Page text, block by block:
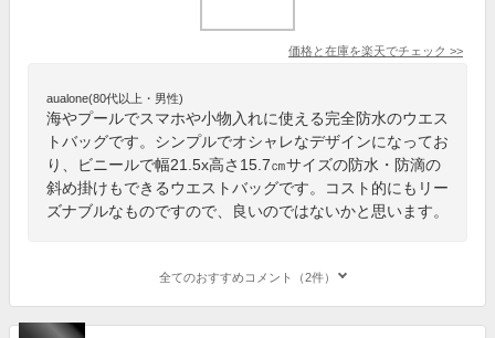
価格と在庫を楽天でチェック >>
aualone(80代以上・男性)
海やプールでスマホや小物入れに使える完全防水のウエス
トバッグです。シンプルでオシャレなデザインになってお
り、ビニールで幅21.5x高さ15.7㎝サイズの防水・防滴の
斜め掛けもできるウエストバッグです。コスト的にもリー
ズナブルなものですので、良いのではないかと思います。
全てのおすすめコメント（2件）